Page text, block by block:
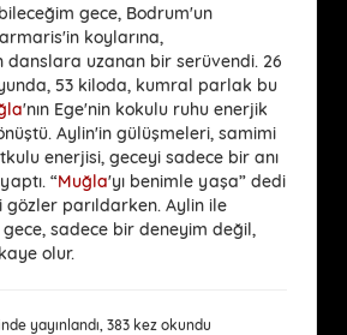
gece, Bodrum'un
koylarına,
danslara uzanan bir serüvendi. 26
53 kiloda, kumral parlak bu
'nın Ege'nin kokulu ruhu enerjik
Aylin'in gülüşmeleri, samimi
enerjisi, geceyi sadece bir anı
“Muğla'yı benimle yaşa” dedi
parıldarken. Aylin ile
sadece bir deneyim değil,
olur.
yayınlandı, 383 kez okundu